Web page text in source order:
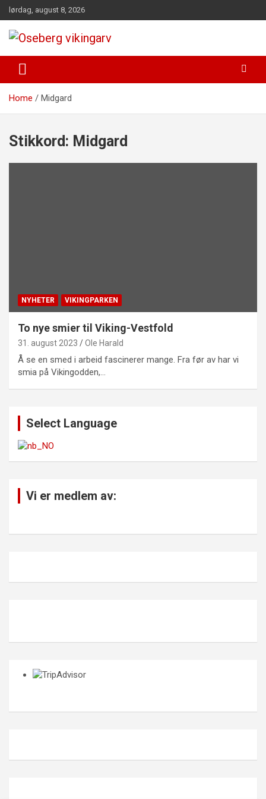
Skip
to
content
lørdag, august 8, 2026
Oseberg vikingarv
Home Midgard
Stikkord: Midgard
NYHETER VIKINGPARKEN
To nye smier til Viking-Vestfold
31. august 2023 Ole Harald
Å se en smed i arbeid fascinerer mange. Fra før av har vi
smia på Vikingodden,…
Select Language
Vi er medlem av: